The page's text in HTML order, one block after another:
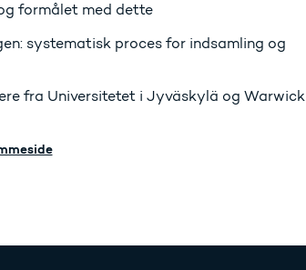
formålet med dette
systematisk proces for indsamling og
fra Universitetet i Jyväskylä og Warwick